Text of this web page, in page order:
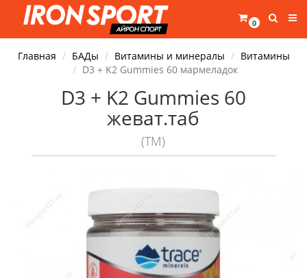
0
Главная БАДы Витамины и минералы
Витамины
D3 + K2 Gummies 60 мармеладок
D3 + K2 Gummies 60
жеват.таб
(TM)